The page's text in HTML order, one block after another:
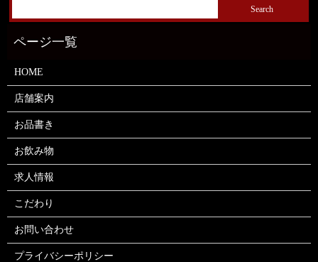
HOME
店舗案内
お品書き
お飲み物
求人情報
こだわり
お問い合わせ
プライバシーポリシー